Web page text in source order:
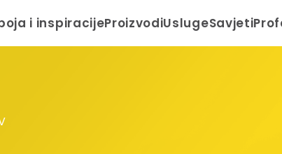
i inspiracijeProizvodiUslugeSavjeti